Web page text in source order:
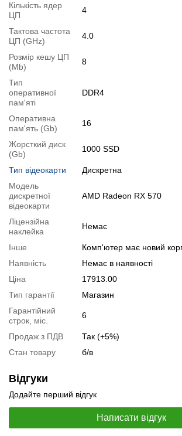
Материнська плата на
Можлива модифікація:
1.Збільшення об'єму RAM
2.Збільшення розміру HDD
Можлива також комплектація
Для цього додайте в корзину відповідну
"Аксесуари
Специфікація процесора:Intel Core i7-6700
Тестування процесора:
Специфікація відеокарти:
Тестування відеокарти:
Відеоогляд
📧Запит оптової ціни
Кількість ядер
ЦП
4
Тактова частота
ЦП (GHz)
4.0
Розмір кешу ЦП
(Mb)
8
Тип
оперативної
пам'яті
DDR4
Оперативна
пам'ять (Gb)
16
Жорсткий диск
(Gb)
1000 SSD
Тип відеокарти
Дискретна
Модель
дискретної
відеокарти
AMD Radeon RX 570
Ліцензійна
наклейка
Немає
Інше
Комп'ютер має новий
Наявність
Немає в наявності
Ціна
17913.00
Тип гарантії
Магазин
Гарантійний
строк, міс.
6
Продаж з ПДВ
Так (+5%)
Стан товару
б/в
Відгуки
Додайте перший відгук
Написати відгук